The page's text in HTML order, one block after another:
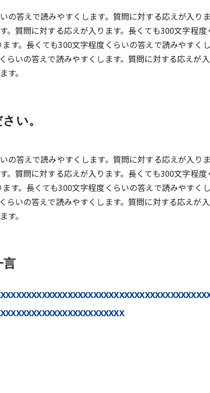
の答えで読みやすくします。質問に対する応えが入りま
質問に対する応えが入ります。長くても300文字程度
す。長くても300文字程度くらいの答えで読みやすく
いの答えで読みやすくします。質問に対する応えが
す。
い。
の答えで読みやすくします。質問に対する応えが入りま
質問に対する応えが入ります。長くても300文字程度
す。長くても300文字程度くらいの答えで読みやすく
いの答えで読みやすくします。質問に対する応えが
す。
言